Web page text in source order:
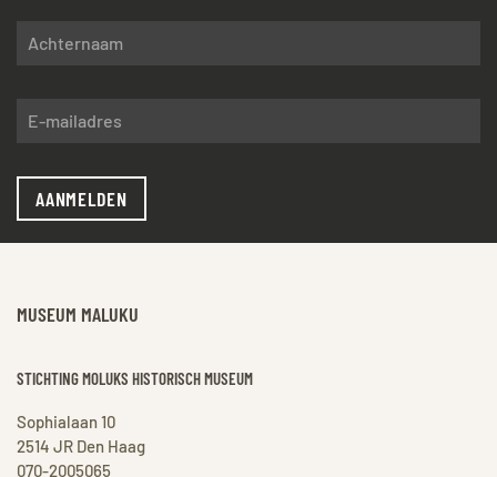
AANMELDEN
MUSEUM MALUKU
STICHTING MOLUKS HISTORISCH MUSEUM
Sophialaan 10
2514 JR Den Haag
070-2005065